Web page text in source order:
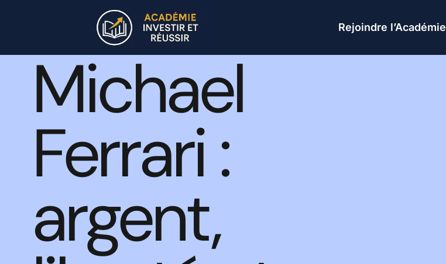
Rejoindre l’Académie
Michael
Ferrari :
argent,